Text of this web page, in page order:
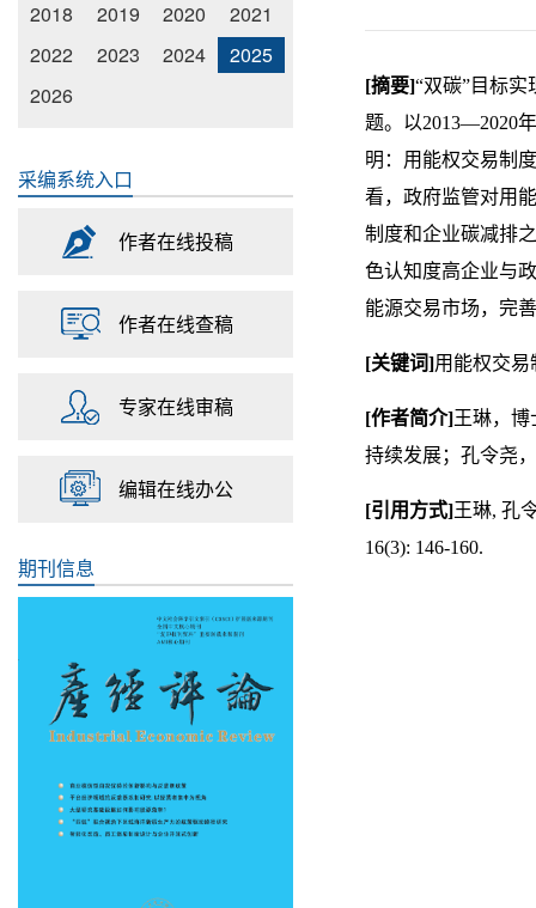
2018
2019 2020
2021
2022
2023 2024
2025
2026
采编系统入口
作者在线投稿
作者在线查稿
专家在线审稿
编辑在线办公
期刊信息
[摘要]“双碳”目标
题。以2013—2020
明：用能权交易制
看，政府监管对用
制度和企业碳减排
色认知度高企业与
能源交易市场，完
[关键词]用能权交
[作者简介]王琳，
持续发展；孔令尧
[引用方式]王琳, 孔
16(3): 146-160.